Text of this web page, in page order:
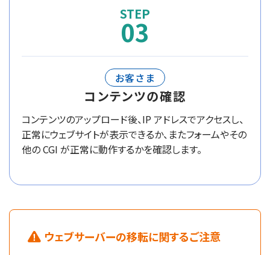
03
お客さま
コンテンツの確認
コンテンツのアップロード後、IP アドレスでアクセスし、
正常にウェブサイトが表示できるか、またフォームやその
他の CGI が正常に動作するかを確認します。
ウェブサーバーの移転に関するご注意